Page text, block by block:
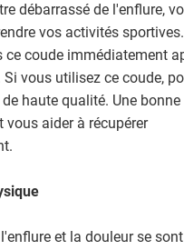
débarrassé de l'enflure,
vos activités sportives.
ce coude immédiatement
Si vous utilisez ce coude,
haute qualité. Une bonne
vous aider à récupérer
et la douleur se sont